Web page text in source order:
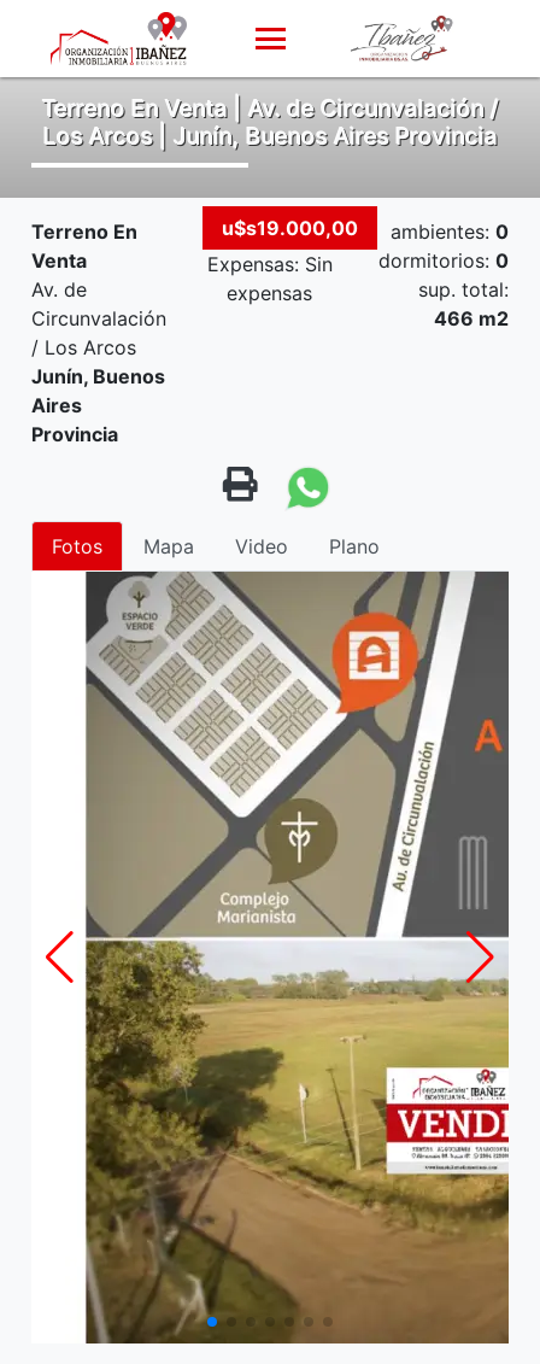
Terreno En Venta | Av. de Circunvalación /
Los Arcos | Junín, Buenos Aires Provincia
Terreno En
Venta
Av. de
Circunvalación
/ Los Arcos
Junín, Buenos
Aires
Provincia
u$s19.000,00
Expensas: Sin
expensas
ambientes: 0
dormitorios: 0
sup. total:
466 m2
Fotos Mapa Video Plano